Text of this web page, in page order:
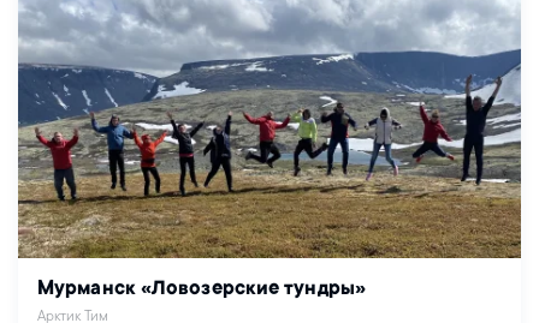
Мурманск «Ловозерские тундры»
Арктик Тим